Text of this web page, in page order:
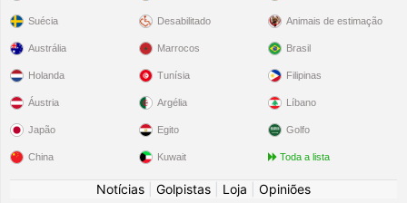
Suécia Desabilitado Animais de estimação
Austrália
Holanda
Áustria
Japão
China
Marrocos
Tunísia
Argélia
Egito
Kuwait
Brasil
Filipinas
Líbano
Golfo
Toda a lista
Notícias Golpistas Loja
Opiniões